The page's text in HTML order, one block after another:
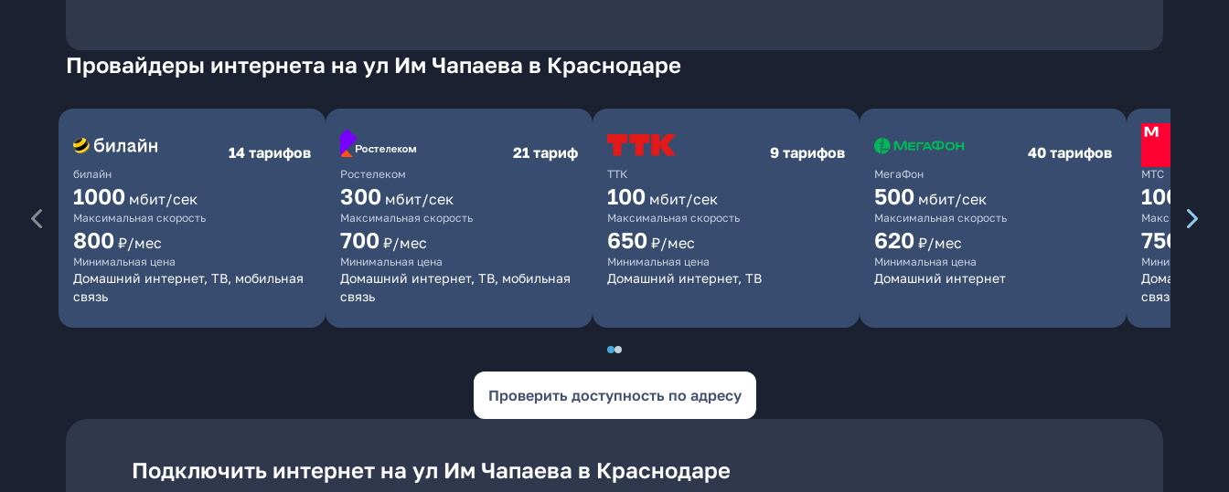
Провайдеры интернета на ул Им Чапаева в Краснодаре
билайн
14 тарифов
1000 мбит/сек
Максимальная скорость
800 ₽/мес
Минимальная цена
Домашний интернет, ТВ, мобильная
связь
Ростелеком
21 тариф
300 мбит/сек
Максимальная скорость
700 ₽/мес
Минимальная цена
Домашний интернет, ТВ, мобильная
связь
ТТК
9 тарифов
100 мбит/сек
Максимальная скорость
650 ₽/мес
Минимальная цена
Домашний интернет, ТВ
МегаФон
40 тарифов
500 мбит/сек
Максимальная скорость
620 ₽/мес
Минимальная цена
Домашний интернет
МТС
1000
Максимальная
750
Минимальная
Домашний
связь
Проверить доступность по адресу
Подключить интернет на ул Им Чапаева в Краснодаре